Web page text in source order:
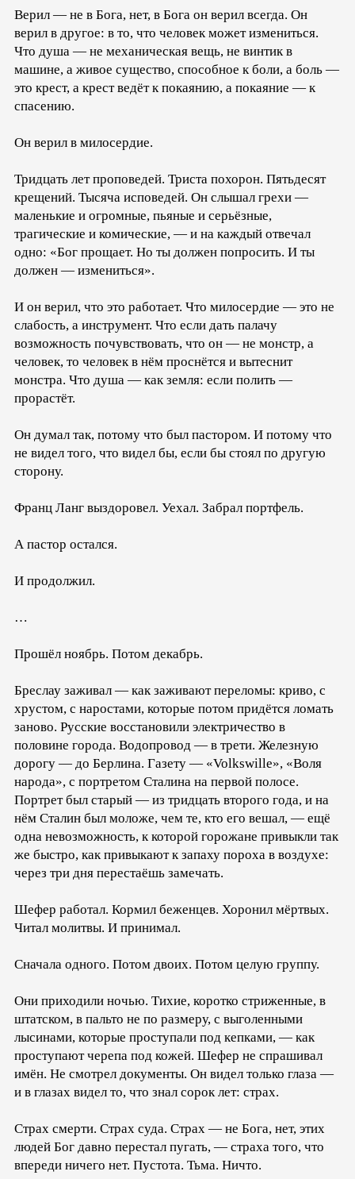
Верил — не в Бога, нет, в Бога он верил всегда. Он
верил в другое: в то, что человек может измениться.
Что душа — не механическая вещь, не винтик в
машине, а живое существо, способное к боли, а боль —
это крест, а крест ведёт к покаянию, а покаяние — к
спасению.
Он верил в милосердие.
Тридцать лет проповедей. Триста похорон. Пятьдесят
крещений. Тысяча исповедей. Он слышал грехи —
маленькие и огромные, пьяные и серьёзные,
трагические и комические, — и на каждый отвечал
одно: «Бог прощает. Но ты должен попросить. И ты
должен — измениться».
И он верил, что это работает. Что милосердие — это не
слабость, а инструмент. Что если дать палачу
возможность почувствовать, что он — не монстр, а
человек, то человек в нём проснётся и вытеснит
монстра. Что душа — как земля: если полить —
прорастёт.
Он думал так, потому что был пастором. И потому что
не видел того, что видел бы, если бы стоял по другую
сторону.
Франц Ланг выздоровел. Уехал. Забрал портфель.
А пастор остался.
И продолжил.
…
Прошёл ноябрь. Потом декабрь.
Бреслау заживал — как заживают переломы: криво, с
хрустом, с наростами, которые потом придётся ломать
заново. Русские восстановили электричество в
половине города. Водопровод — в трети. Железную
дорогу — до Берлина. Газету — «Volkswille», «Воля
народа», с портретом Сталина на первой полосе.
Портрет был старый — из тридцать второго года, и на
нём Сталин был моложе, чем те, кто его вешал, — ещё
одна невозможность, к которой горожане привыкли так
же быстро, как привыкают к запаху пороха в воздухе:
через три дня перестаёшь замечать.
Шефер работал. Кормил беженцев. Хоронил мёртвых.
Читал молитвы. И принимал.
Сначала одного. Потом двоих. Потом целую группу.
Они приходили ночью. Тихие, коротко стриженные, в
штатском, в пальто не по размеру, с выголенными
лысинами, которые проступали под кепками, — как
проступают черепа под кожей. Шефер не спрашивал
имён. Не смотрел документы. Он видел только глаза —
и в глазах видел то, что знал сорок лет: страх.
Страх смерти. Страх суда. Страх — не Бога, нет, этих
людей Бог давно перестал пугать, — страха того, что
впереди ничего нет. Пустота. Тьма. Ничто.